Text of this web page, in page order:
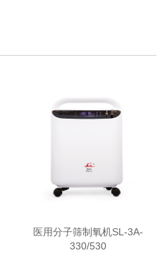
医用分子筛制氧机SL-3A-
330/530